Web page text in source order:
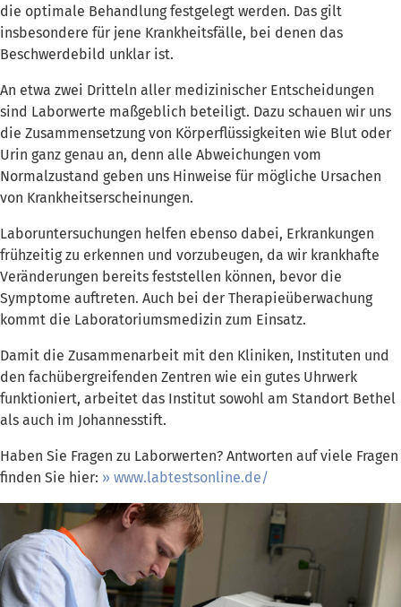
die optimale Behandlung festgelegt werden. Das gilt
insbesondere für jene Krankheitsfälle, bei denen das
Beschwerdebild unklar ist.
An etwa zwei Dritteln aller medizinischer Entscheidungen
sind Laborwerte maßgeblich beteiligt. Dazu schauen wir uns
die Zusammensetzung von Körperflüssigkeiten wie Blut oder
Urin ganz genau an, denn alle Abweichungen vom
Normalzustand geben uns Hinweise für mögliche Ursachen
von Krankheitserscheinungen.
Laboruntersuchungen helfen ebenso dabei, Erkrankungen
frühzeitig zu erkennen und vorzubeugen, da wir krankhafte
Veränderungen bereits feststellen können, bevor die
Symptome auftreten. Auch bei der Therapieüberwachung
kommt die Laboratoriumsmedizin zum Einsatz.
Damit die Zusammenarbeit mit den Kliniken, Instituten und
den fachübergreifenden Zentren wie ein gutes Uhrwerk
funktioniert, arbeitet das Institut sowohl am Standort Bethel
als auch im Johannesstift.
Haben Sie Fragen zu Laborwerten? Antworten auf viele Fragen
finden Sie hier:
www.labtestsonline.de/